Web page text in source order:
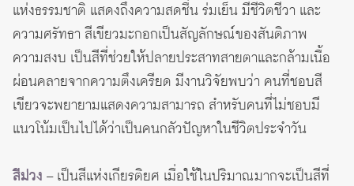
แห่งธรรมชาติ แสดงถึงความสดชื่น ร่มเย็น มีชีวิตชีวา และ
ความศรัทธา สีเขียวมะกอกเป็นสัญลักษณ์ของสันติภาพ
ความสงบ เป็นสีที่ช่วยให้ปลายประสาทสายตาและกล้ามเนื้อ
ผ่อนคลายจากความตึงเครียด มีงานวิจัยพบว่า คนที่ชอบสี
เขียวจะพยายามแสดงความสามารถ สำหรับคนที่ไม่ชอบมี
แนวโน้มเป็นไปได้ว่าเป็นคนกลัวปัญหาในชีวิตประจำวัน
สีม่วง – เป็นสีแห่งเกียรติยศ เมื่อใช้ในปริมาณมากจะเป็นสีที่